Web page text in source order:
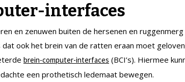
interfaces
en zenuwen buiten de hersenen en
ook het brein van de ratten eraan moet
brein-computer-interfaces (BCI’s). Hiermee
een prothetisch ledemaat bewegen.